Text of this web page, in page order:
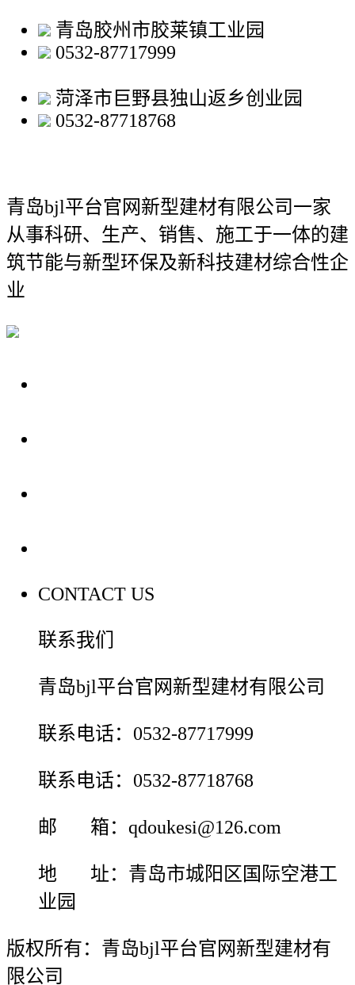
青岛胶州市胶莱镇工业园
0532-87717999
菏泽市巨野县独山返乡创业园
0532-87718768
青岛bjl平台官网新型建材有限公司一家
从事科研、生产、销售、施工于一体的建
筑节能与新型环保及新科技建材综合性企
业
CONTACT US
联系我们
青岛bjl平台官网新型建材有限公司
联系电话：0532-87717999
联系电话：0532-87718768
邮 箱：qdoukesi@126.com
地 址：青岛市城阳区国际空港工
业园
版权所有：青岛bjl平台官网新型建材有
限公司